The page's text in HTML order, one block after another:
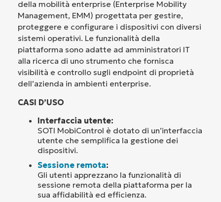
della mobilità enterprise (Enterprise Mobility
Management, EMM) progettata per gestire,
proteggere e configurare i dispositivi con diversi
sistemi operativi. Le funzionalità della
piattaforma sono adatte ad amministratori IT
alla ricerca di uno strumento che fornisca
visibilità e controllo sugli endpoint di proprietà
dell’azienda in ambienti enterprise.
CASI D’USO
Interfaccia utente:
SOTI MobiControl è dotato di un’interfaccia
utente che semplifica la gestione dei
dispositivi.
Sessione remota:
Gli utenti apprezzano la funzionalità di
sessione remota della piattaforma per la
sua affidabilità ed efficienza.